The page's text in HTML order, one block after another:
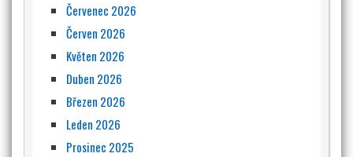
Červenec 2026
Červen 2026
Květen 2026
Duben 2026
Březen 2026
Leden 2026
Prosinec 2025